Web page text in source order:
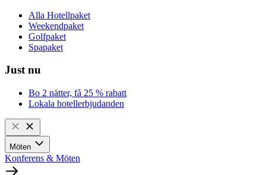
Alla Hotellpaket
Weekendpaket
Golfpaket
Spapaket
Just nu
Bo 2 nätter, få 25 % rabatt
Lokala hotellerbjudanden
Möten
Konferens & Möten